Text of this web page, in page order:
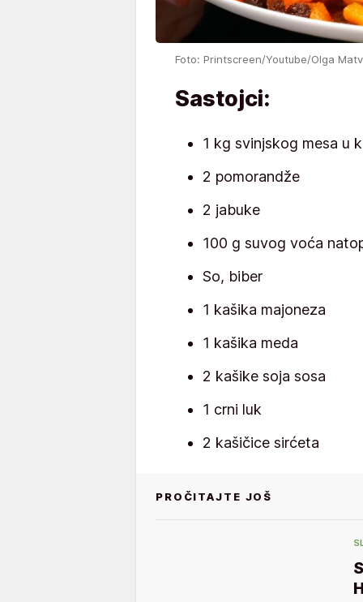
Foto: Printscreen/Youtube/Olga
Sastojci:
1 kg svinjskog mesa u
2 pomorandže
2 jabuke
100 g suvog voća
So, biber
1 kašika majoneza
1 kašika meda
2 kašike soja sosa
1 crni luk
2 kašičice sirćeta
PROČITAJTE JOŠ